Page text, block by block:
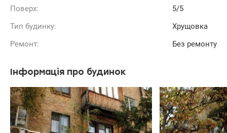
Поверх:
5/5
Тип будинку:
Хрущовка
Ремонт:
Без ремонту
Інформація про будинок